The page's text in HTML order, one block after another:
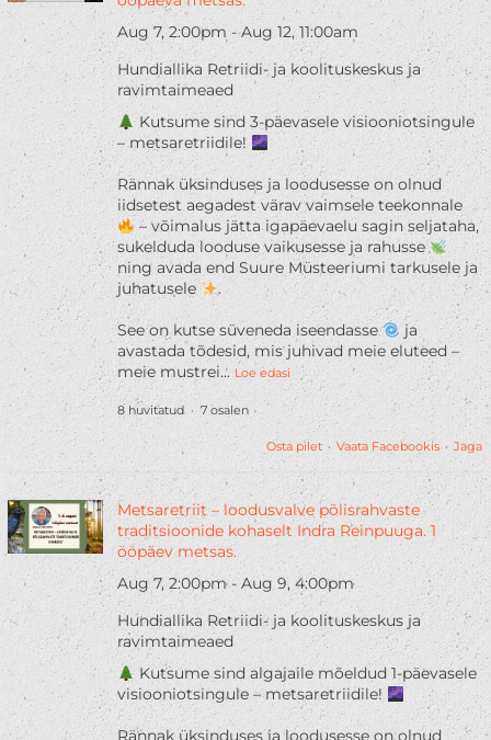
Aug 7, 2:00pm -Aug 12, 11:00am
Hundiallika Retriidi- ja koolituskeskus ja
ravimtaimeaed
Kutsume sind 3-päevasele visiooniotsingule
– metsaretriidile!
Rännak üksinduses ja loodusesse on olnud
iidsetest aegadest värav vaimsele teekonnale
– võimalus jätta igapäevaelu sagin seljataha,
sukelduda looduse vaikusesse ja rahusse
ning avada end Suure Müsteeriumi tarkusele ja
juhatusele
.
See on kutse süveneda iseendasse
ja
avastada tõdesid, mis juhivad meie eluteed –
meie mustrei...Loe edasi
8 huvitatud · 7 osalen
Osta pilet · Vaata Facebookis · Jaga
Metsaretriit – loodusvalve põlisrahvaste
traditsioonide kohaselt Indra Reinpuuga. 1
ööpäev metsas.
Aug 7, 2:00pm- Aug 9, 4:00pm
Hundiallika Retriidi- ja koolituskeskus ja
ravimtaimeaed
Kutsume sind algajaile mõeldud 1-päevasele
visiooniotsingule – metsaretriidile!
Rännak üksinduses ja loodusesse on olnud